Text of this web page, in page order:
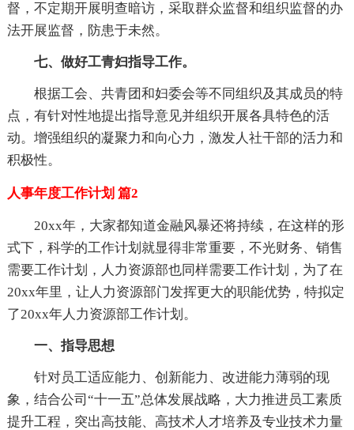
督，不定期开展明查暗访，采取群众监督和组织监督的办
法开展监督，防患于未然。
七、做好工青妇指导工作。
根据工会、共青团和妇委会等不同组织及其成员的特
点，有针对性地提出指导意见并组织开展各具特色的活
动。增强组织的凝聚力和向心力，激发人社干部的活力和
积极性。
人事年度工作计划 篇2
20xx年，大家都知道金融风暴还将持续，在这样的形
式下，科学的工作计划就显得非常重要，不光财务、销售
需要工作计划，人力资源部也同样需要工作计划，为了在
20xx年里，让人力资源部门发挥更大的职能优势，特拟定
了20xx年人力资源部工作计划。
一、指导思想
针对员工适应能力、创新能力、改进能力薄弱的现
象，结合公司“十一五”总体发展战略，大力推进员工素质
提升工程，突出高技能、高技术人才培养及专业技术力量